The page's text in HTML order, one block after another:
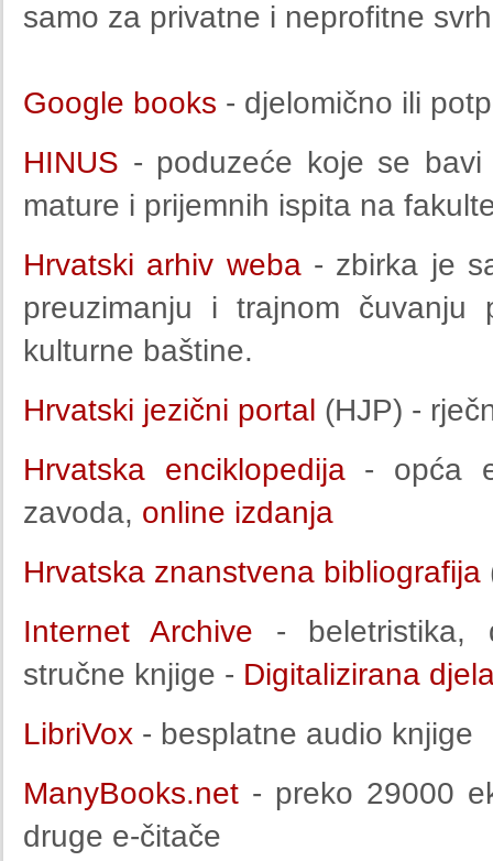
samo za privatne i neprofitne
Google books - djelomično ili
HINUS - poduzeće koje se bavi
mature i prijemnih ispita na
Hrvatski arhiv weba- zbirka je
preuzimanju i trajnom
kulturne baštine.
Hrvatski jezični portal (HJP) -
Hrvatska enciklopedija- opća
zavoda, online izdanja
Hrvatska znanstvena bibliografija
Internet Archive - beletristika,
stručne knjige - Digitalizirana
LibriVox - besplatne audio knjige
ManyBooks.net - preko 29000
druge e-čitače